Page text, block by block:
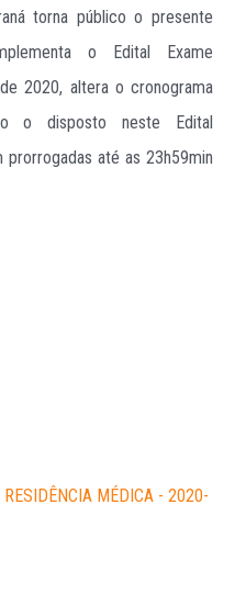
torna público o presente
o Edital Exame
2020, altera o cronograma
o disposto neste Edital
até as 23h59min
MÉDICA - 2020-